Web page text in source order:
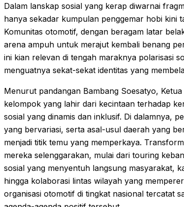
Dalam lanskap sosial yang kerap diwarnai
hanya sekadar kumpulan penggemar hobi kini
Komunitas otomotif, dengan beragam latar
arena ampuh untuk merajut kembali benang
ini kian relevan di tengah maraknya polarisasi
menguatnya sekat-sekat identitas yang
Menurut pandangan Bambang Soesatyo,
kelompok yang lahir dari kecintaan terhadap
sosial yang dinamis dan inklusif. Di dalamnya,
yang bervariasi, serta asal-usul daerah yang
menjadi titik temu yang memperkaya.
mereka selenggarakan, mulai dari touring
sosial yang menyentuh langsung masyarakat,
hingga kolaborasi lintas wilayah yang
organisasi otomotif di tingkat nasional tercatat